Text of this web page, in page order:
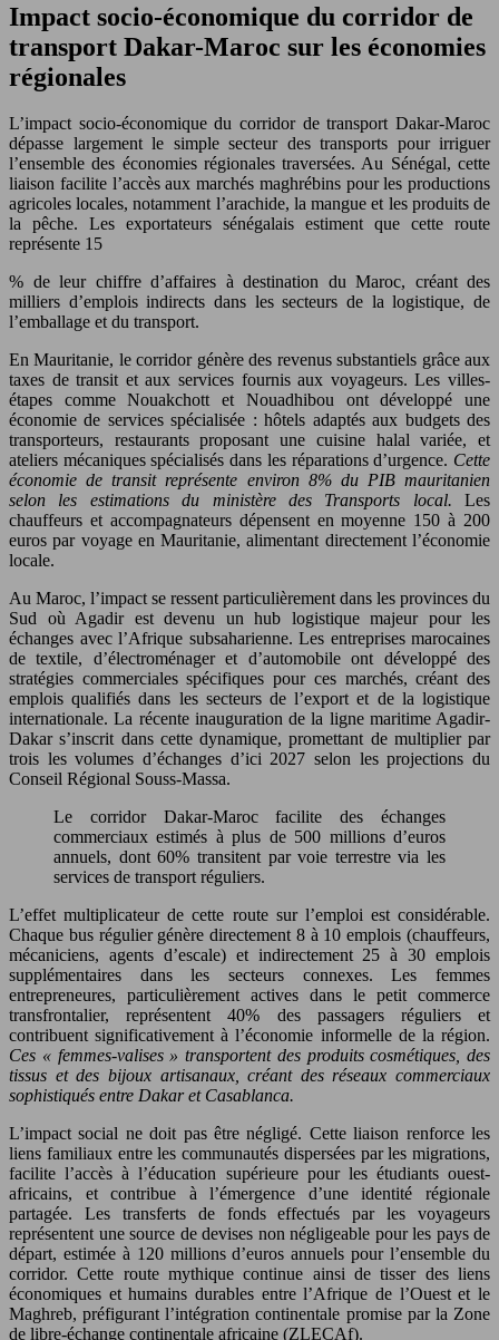
Impact socio-économique du corridor de
transport Dakar-Maroc sur les économies
régionales
L’impact socio-économique du corridor de transport Dakar-Maroc
dépasse largement le simple secteur des transports pour irriguer
l’ensemble des économies régionales traversées. Au Sénégal, cette
liaison facilite l’accès aux marchés maghrébins pour les productions
agricoles locales, notamment l’arachide, la mangue et les produits de
la pêche. Les exportateurs sénégalais estiment que cette route
représente 15
% de leur chiffre d’affaires à destination du Maroc, créant des
milliers d’emplois indirects dans les secteurs de la logistique, de
l’emballage et du transport.
En Mauritanie, le corridor génère des revenus substantiels grâce aux
taxes de transit et aux services fournis aux voyageurs. Les villes-
étapes comme Nouakchott et Nouadhibou ont développé une
économie de services spécialisée : hôtels adaptés aux budgets des
transporteurs, restaurants proposant une cuisine halal variée, et
ateliers mécaniques spécialisés dans les réparations d’urgence. Cette
économie de transit représente environ 8% du PIB mauritanien
selon les estimations du ministère des Transports local. Les
chauffeurs et accompagnateurs dépensent en moyenne 150 à 200
euros par voyage en Mauritanie, alimentant directement l’économie
locale.
Au Maroc, l’impact se ressent particulièrement dans les provinces du
Sud où Agadir est devenu un hub logistique majeur pour les
échanges avec l’Afrique subsaharienne. Les entreprises marocaines
de textile, d’électroménager et d’automobile ont développé des
stratégies commerciales spécifiques pour ces marchés, créant des
emplois qualifiés dans les secteurs de l’export et de la logistique
internationale. La récente inauguration de la ligne maritime Agadir-
Dakar s’inscrit dans cette dynamique, promettant de multiplier par
trois les volumes d’échanges d’ici 2027 selon les projections du
Conseil Régional Souss-Massa.
Le corridor Dakar-Maroc facilite des échanges
commerciaux estimés à plus de 500 millions d’euros
annuels, dont 60% transitent par voie terrestre via les
services de transport réguliers.
L’effet multiplicateur de cette route sur l’emploi est considérable.
Chaque bus régulier génère directement 8 à 10 emplois (chauffeurs,
mécaniciens, agents d’escale) et indirectement 25 à 30 emplois
supplémentaires dans les secteurs connexes. Les femmes
entrepreneures, particulièrement actives dans le petit commerce
transfrontalier, représentent 40% des passagers réguliers et
contribuent significativement à l’économie informelle de la région.
Ces « femmes-valises » transportent des produits cosmétiques, des
tissus et des bijoux artisanaux, créant des réseaux commerciaux
sophistiqués entre Dakar et Casablanca.
L’impact social ne doit pas être négligé. Cette liaison renforce les
liens familiaux entre les communautés dispersées par les migrations,
facilite l’accès à l’éducation supérieure pour les étudiants ouest-
africains, et contribue à l’émergence d’une identité régionale
partagée. Les transferts de fonds effectués par les voyageurs
représentent une source de devises non négligeable pour les pays de
départ, estimée à 120 millions d’euros annuels pour l’ensemble du
corridor. Cette route mythique continue ainsi de tisser des liens
économiques et humains durables entre l’Afrique de l’Ouest et le
Maghreb, préfigurant l’intégration continentale promise par la Zone
de libre-échange continentale africaine (ZLECAf).